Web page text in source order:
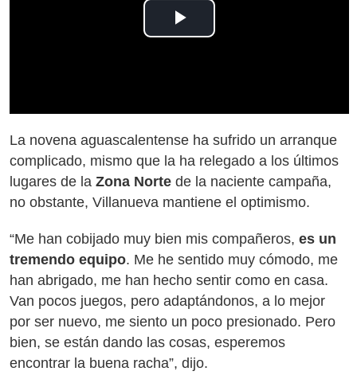
Play
La novena aguascalentense ha sufrido un arranque
complicado, mismo que la ha relegado a los últimos
lugares de la Zona Norte de la naciente campaña,
no obstante, Villanueva mantiene el optimismo.
“Me han cobijado muy bien mis compañeros, es un
tremendo equipo. Me he sentido muy cómodo, me
han abrigado, me han hecho sentir como en casa.
Van pocos juegos, pero adaptándonos, a lo mejor
por ser nuevo, me siento un poco presionado. Pero
bien, se están dando las cosas, esperemos
encontrar la buena racha”, dijo.